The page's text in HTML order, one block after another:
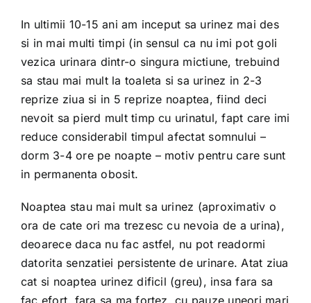
In ultimii 10-15 ani am inceput sa urinez mai des
si in mai multi timpi (in sensul ca nu imi pot goli
vezica urinara dintr-o singura mictiune, trebuind
sa stau mai mult la toaleta si sa urinez in 2-3
reprize ziua si in 5 reprize noaptea, fiind deci
nevoit sa pierd mult timp cu urinatul, fapt care imi
reduce considerabil timpul afectat somnului –
dorm 3-4 ore pe noapte – motiv pentru care sunt
in permanenta obosit.
Noaptea stau mai mult sa urinez (aproximativ o
ora de cate ori ma trezesc cu nevoia de a urina),
deoarece daca nu fac astfel, nu pot readormi
datorita senzatiei persistente de urinare. Atat ziua
cat si noaptea urinez dificil (greu), insa fara sa